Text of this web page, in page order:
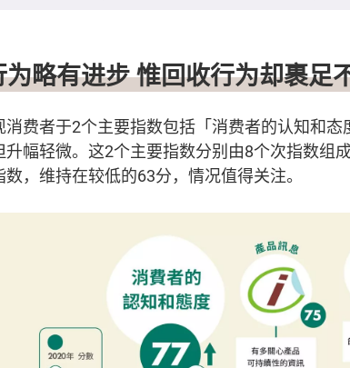
略有进步 惟回收行为却裹足
费者于2个主要指数包括「消费者的认知和
幅轻微。这2个主要指数分别由8个次指数组
，维持在较低的63分，情况值得关注。